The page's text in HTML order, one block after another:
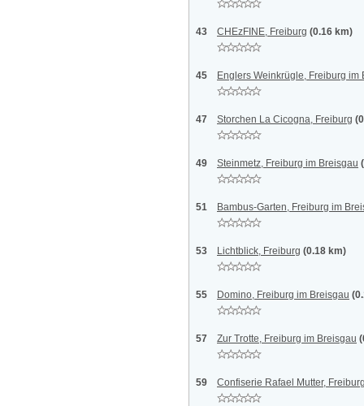
43 CHEzFINE, Freiburg (0.16 km)
45 Englers Weinkrügle, Freiburg im
47 Storchen La Cicogna, Freiburg
49 Steinmetz, Freiburg im Breisgau
51 Bambus-Garten, Freiburg im
53 Lichtblick, Freiburg (0.18 km)
55 Domino, Freiburg im Breisgau
57 Zur Trotte, Freiburg im Breisgau
59 Confiserie Rafael Mutter,